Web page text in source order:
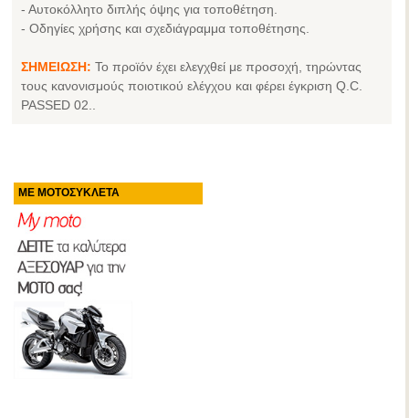
- Αυτοκόλλητο διπλής όψης για τοποθέτηση.
- Οδηγίες χρήσης και σχεδιάγραμμα τοποθέτησης.
ΣΗΜΕΙΩΣΗ: Το προϊόν έχει ελεγχθεί με προσοχή, τηρώντας
τους κανονισμούς ποιοτικού ελέγχου και φέρει έγκριση Q.C.
PASSED 02..
ΜΕ ΜΟΤΟΣΥΚΛΕΤΑ